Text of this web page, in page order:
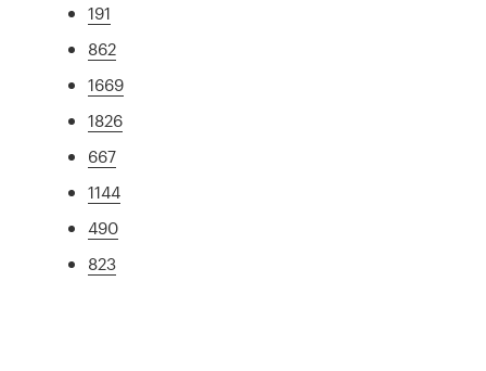
191
862
1669
1826
667
1144
490
823